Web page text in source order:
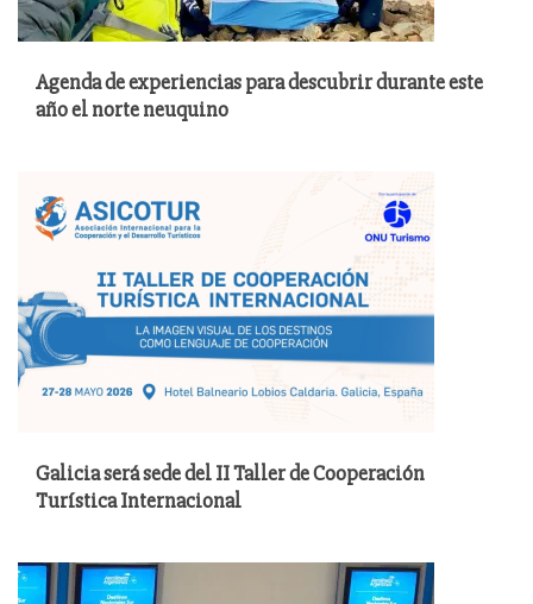
Agenda de experiencias para descubrir durante este
año el norte neuquino
Galicia será sede del II Taller de Cooperación
Turística Internacional